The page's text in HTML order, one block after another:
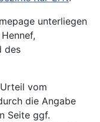
unterliegen
des
vom
die Angabe
Seite ggf.